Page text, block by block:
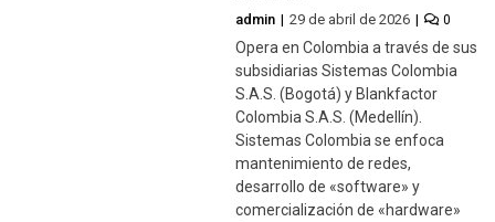
admin 29 de abril de 2026 0
Opera en Colombia a través de sus
subsidiarias Sistemas Colombia
S.A.S. (Bogotá) y Blankfactor
Colombia S.A.S. (Medellín).
Sistemas Colombia se enfoca
mantenimiento de redes,
desarrollo de «software» y
comercialización de «hardware»